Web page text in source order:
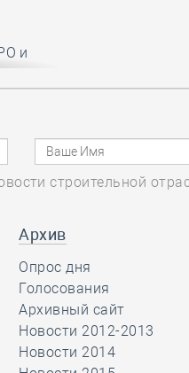
и
строительной
Архив
Опрос дня
Голосования
Архивный сайт
Новости 2012-2013
Новости 2014